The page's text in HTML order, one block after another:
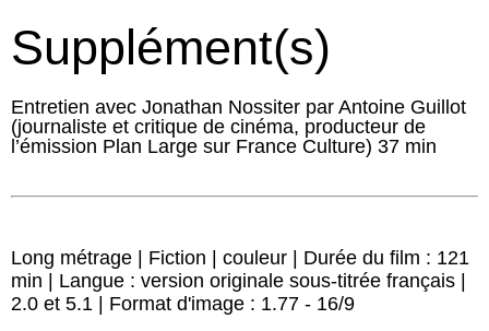
Supplément(s)
Entretien avec Jonathan Nossiter par Antoine Guillot
(journaliste et critique de cinéma, producteur de
l’émission Plan Large sur France Culture) 37 min
Long métrage | Fiction | couleur | Durée du film : 121
min | Langue : version originale sous-titrée français |
2.0 et 5.1 | Format d'image : 1.77 - 16/9